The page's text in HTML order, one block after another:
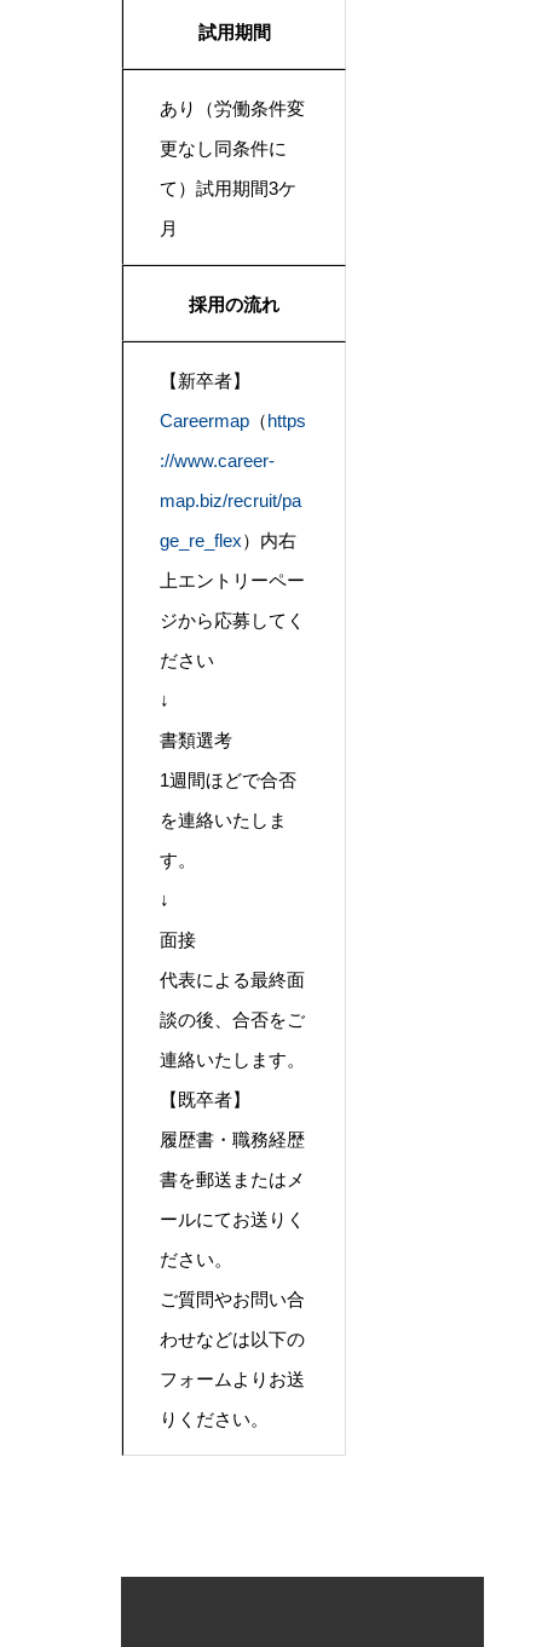
試用期間
あり（労働条件変
更なし同条件に
て）試用期間3ケ
月
採用の流れ
【新卒者】
Careermap （https
://www.career-
map.biz/recruit/pa
ge_re_flex）内右
上エントリーペー
ジから応募してく
ださい
↓
書類選考
1週間ほどで合否
を連絡いたしま
す。
↓
面接
代表による最終面
談の後、合否をご
連絡いたします。
【既卒者】
履歴書・職務経歴
書を郵送またはメ
ールにてお送りく
ださい。
ご質問やお問い合
わせなどは以下の
フォームよりお送
りください。